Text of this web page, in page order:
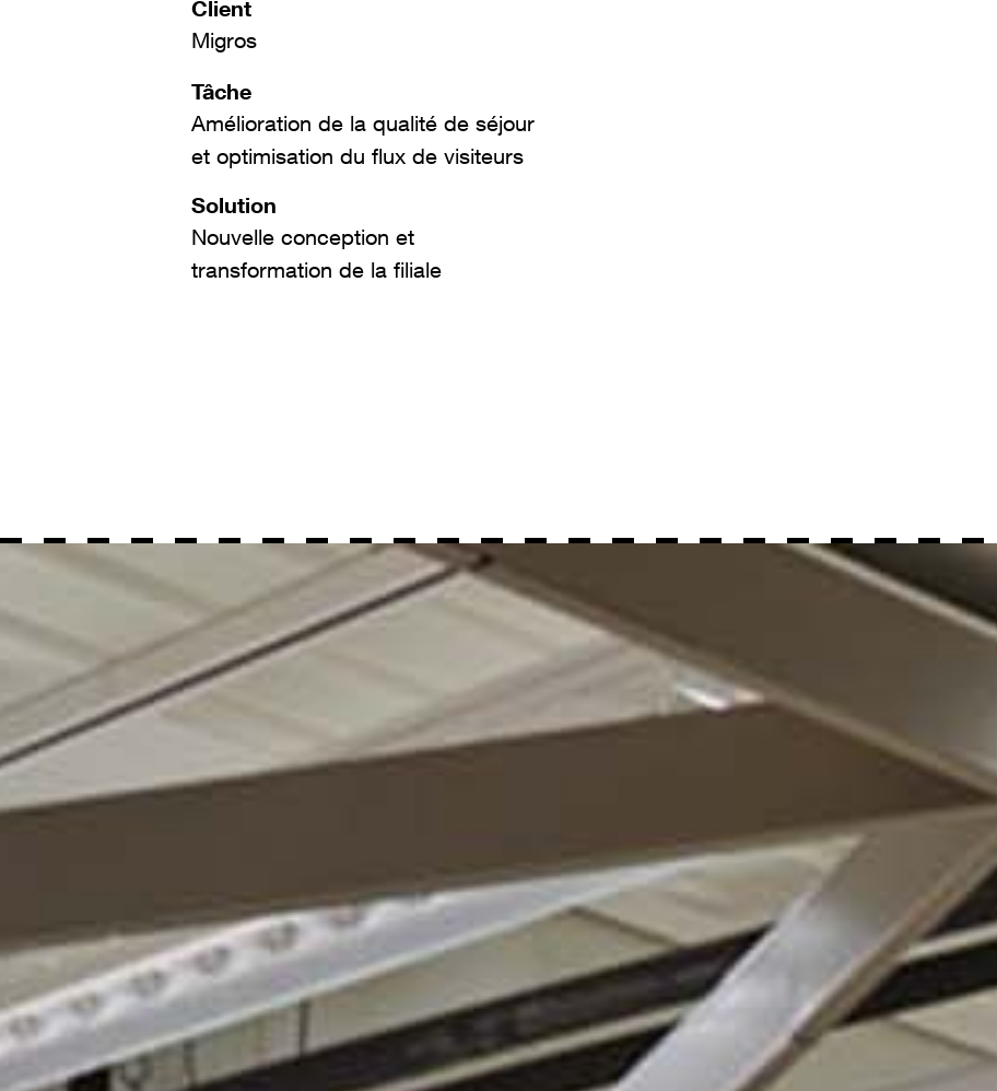
Client
Migros
Tâche
Amélioration de la qualité de séjour
et optimisation du flux de visiteurs
Solution
Nouvelle conception et
transformation de la filiale